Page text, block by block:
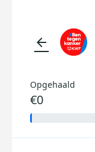
arrow_back
Opgehaald
€0